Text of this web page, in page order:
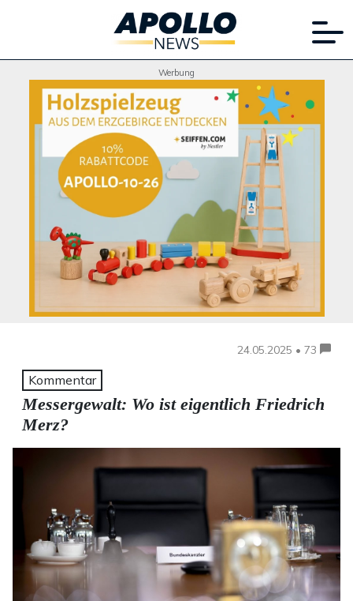
Werbung
24.05.2025 • 73
Kommentar
Messergewalt: Wo ist eigentlich Friedrich
Merz?